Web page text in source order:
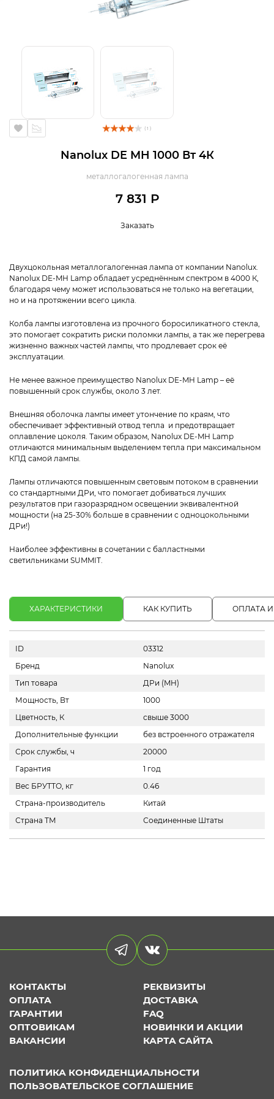
( 1 )
Nanolux DE MH 1000 Вт 4К
металлогалогенная лампа
7 831 Р
Заказать
Двухцокольная металлогалогенная лампа от компании Nanolux.
Nanolux DE-MH Lamp обладает усреднённым спектром в 4000 К,
благодаря чему может использоваться не только на вегетации,
но и на протяжении всего цикла.
Колба лампы изготовлена из прочного боросиликатного стекла,
это помогает сократить риски поломки лампы, а так же перегрева
жизненно важных частей лампы, что продлевает срок её
эксплуатации.
Не менее важное преимущество Nanolux DE-MH Lamp – её
повышенный срок службы, около 3 лет.
Внешняя оболочка лампы имеет утончение по краям, что
обеспечивает эффективный отвод тепла и предотвращает
оплавление цоколя. Таким образом, Nanolux DE-MH Lamp
отличаются минимальным выделением тепла при максимальном
КПД самой лампы.
Лампы отличаются повышенным световым потоком в сравнении
со стандартными ДРи, что помогает добиваться лучших
результатов при газоразрядном освещении эквивалентной
мощности (на 25-30% больше в сравнении с одноцокольными
ДРи!)
Наиболее эффективны в сочетании с балластными
светильниками SUMMIT.
ХАРАКТЕРИСТИКИ КАК КУПИТЬ ОПЛАТА
ID
03312
Бренд
Nanolux
Тип товара
ДРи (MH)
Мощность, Вт
1000
Цветность, К
свыше 3000
Дополнительные функции
без встроенного отражателя
Срок службы, ч
20000
Гарантия
1 год
Вес БРУТТО, кг
0.46
Страна-производитель
Китай
Страна ТМ
Соединенные Штаты
КОНТАКТЫ
РЕКВИЗИТЫ
ОПЛАТА
ДОСТАВКА
ГАРАНТИИ
FAQ
ОПТОВИКАМ
НОВИНКИ И АКЦИИ
ВАКАНСИИ
КАРТА САЙТА
ПОЛИТИКА КОНФИДЕНЦИАЛЬНОСТИ
ПОЛЬЗОВАТЕЛЬСКОЕ СОГЛАШЕНИЕ